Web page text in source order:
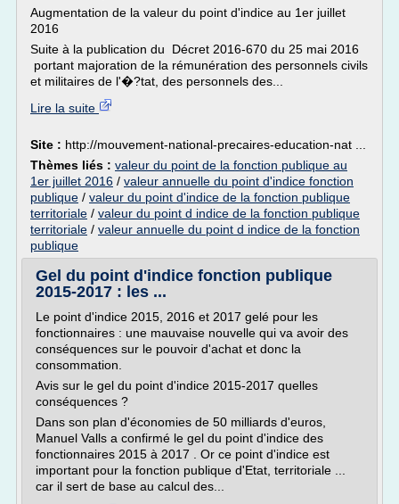
Augmentation de la valeur du point d'indice au 1er juillet
2016
Suite à la publication du Décret 2016-670 du 25 mai 2016
portant majoration de la rémunération des personnels civils
et militaires de l'�?tat, des personnels des...
Lire la suite
Site : http://mouvement-national-precaires-education-nat ...
Thèmes liés : valeur du point de la fonction publique au
1er juillet 2016 / valeur annuelle du point d'indice fonction
publique / valeur du point d'indice de la fonction publique
territoriale / valeur du point d indice de la fonction publique
territoriale / valeur annuelle du point d indice de la fonction
publique
Gel du point d'indice fonction publique
2015-2017 : les ...
Le point d'indice 2015, 2016 et 2017 gelé pour les
fonctionnaires : une mauvaise nouvelle qui va avoir des
conséquences sur le pouvoir d'achat et donc la
consommation.
Avis sur le gel du point d'indice 2015-2017 quelles
conséquences ?
Dans son plan d'économies de 50 milliards d'euros,
Manuel Valls a confirmé le gel du point d'indice des
fonctionnaires 2015 à 2017 . Or ce point d'indice est
important pour la fonction publique d'Etat, territoriale ...
car il sert de base au calcul des...